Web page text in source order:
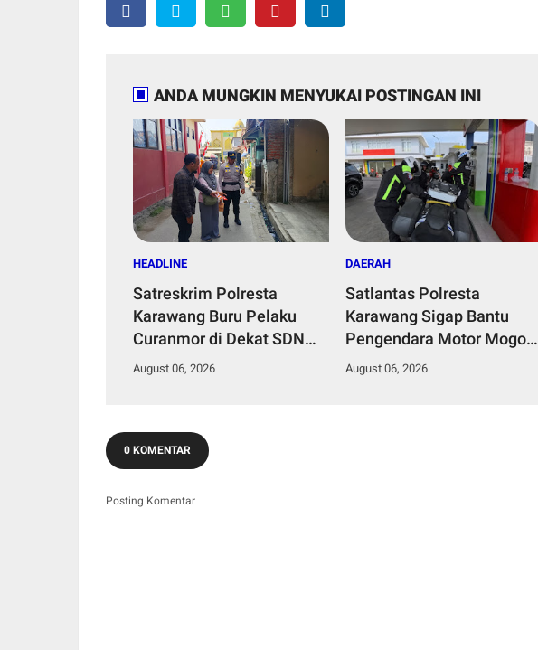
ANDA MUNGKIN MENYUKAI POSTINGAN INI
HEADLINE
Satreskrim Polresta
Karawang Buru Pelaku
Curanmor di Dekat SDN
Palumbonsari I, Korban
August 06, 2026
DAERAH
Satlantas Polresta
Karawang Sigap Bantu
Pengendara Motor Mogok,
Polisi Humanis Tuai
August 06, 2026
0 KOMENTAR
Posting Komentar